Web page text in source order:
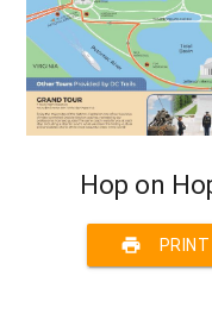
Hop on
print PRINT